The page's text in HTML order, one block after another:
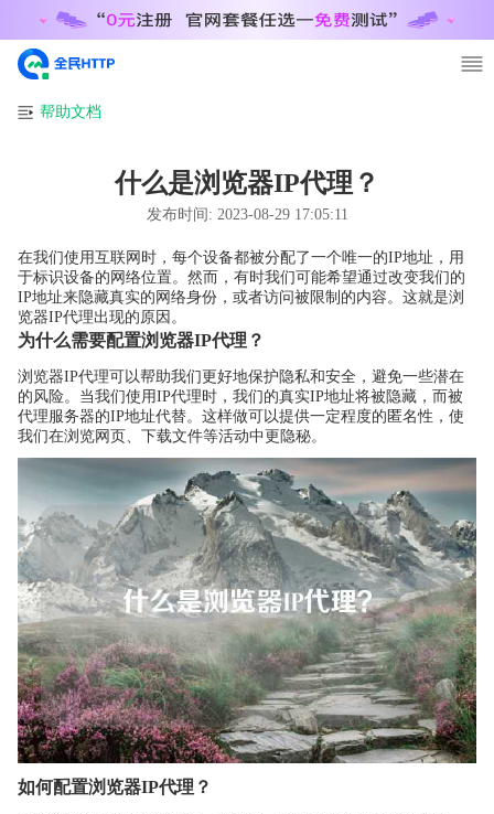
帮助文档
什么是浏览器IP代理？
发布时间: 2023-08-29 17:05:11
在我们使用互联网时，每个设备都被分配了一个唯一的IP地址，用
于标识设备的网络位置。然而，有时我们可能希望通过改变我们的
IP地址来隐藏真实的网络身份，或者访问被限制的内容。这就是浏
览器IP代理出现的原因。
为什么需要配置浏览器IP代理？
浏览器IP代理可以帮助我们更好地保护隐私和安全，避免一些潜在
的风险。当我们使用IP代理时，我们的真实IP地址将被隐藏，而被
代理服务器的IP地址代替。这样做可以提供一定程度的匿名性，使
我们在浏览网页、下载文件等活动中更隐秘。
如何配置浏览器IP代理？